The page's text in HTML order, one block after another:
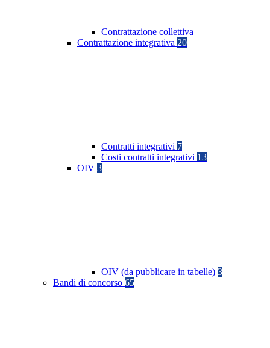
Contrattazione collettiva
Contrattazione integrativa 20
Contratti integrativi 7
Costi contratti integrativi 13
OIV 3
OIV (da pubblicare in tabelle) 3
Bandi di concorso 65